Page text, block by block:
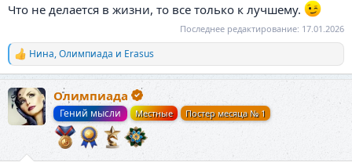
Что не делается в жизни, то все только к лучшему.
Последнее редактирование: 17.01.2026
Р
е
к
ц
Нина,Олимпиада и Erasus
Олимпиада
Гений мысли Местные Постер месяца № 1